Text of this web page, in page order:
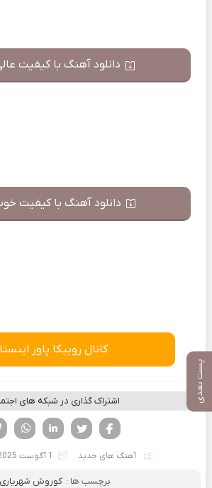
پست بعدی
دانلود آهنگ با کیفیت عالی
دانلود آهنگ با کیفیت خوب
کانال روبیکا پاور اینستا
اشتراک گذاری در شبکه های
تویتر
فیسوک
آهنگ های جدید 1 آگوست 2025
برچسب ها : کوروش شهریاری